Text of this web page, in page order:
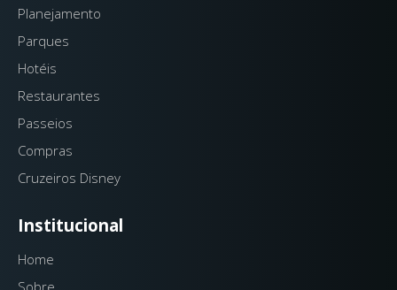
Planejamento
Parques
Hotéis
Restaurantes
Passeios
Compras
Cruzeiros Disney
Institucional
Home